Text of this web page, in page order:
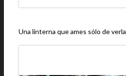
Una linterna que ames sólo de verla